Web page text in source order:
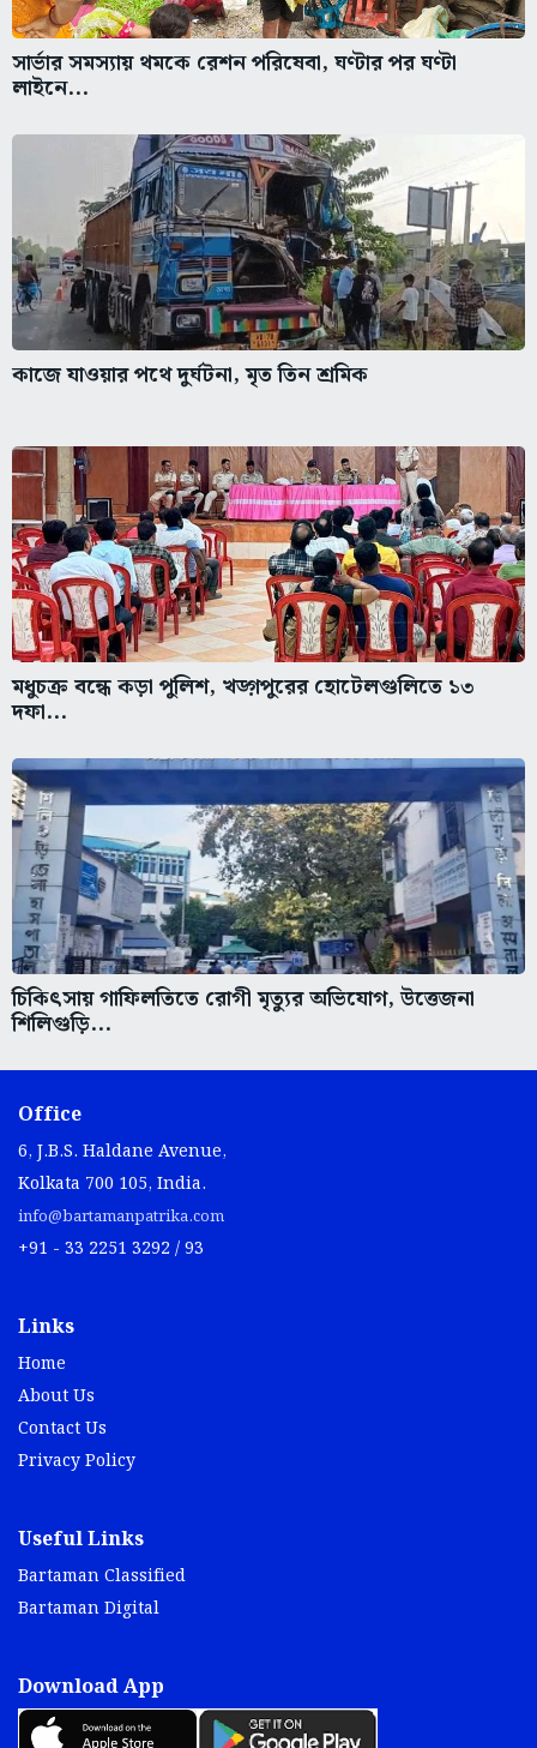
সার্ভার সমস্যায় থমকে রেশন পরিষেবা, ঘণ্টার পর ঘণ্টা
লাইনে...
কাজে যাওয়ার পথে দুর্ঘটনা, মৃত তিন শ্রমিক
মধুচক্র বন্ধে কড়া পুলিশ, খড়্গপুরের হোটেলগুলিতে ১৩
দফা...
চিকিৎসায় গাফিলতিতে রোগী মৃত্যুর অভিযোগ, উত্তেজনা
শিলিগুড়ি...
Office
6, J.B.S. Haldane Avenue,
Kolkata 700 105, India.
info@bartamanpatrika.com
+91 - 33 2251 3292 / 93
Links
Home
About Us
Contact Us
Privacy Policy
Useful Links
Bartaman Classified
Bartaman Digital
Download App